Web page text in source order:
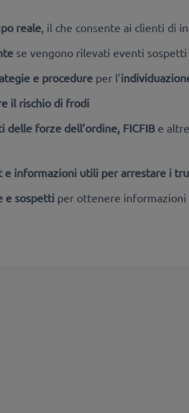
reale, il che consente ai clienti di
se vengono rilevati eventi sospetti
e procedure per l’
il rischio di frodi
delle forze dell’ordine, FICFIB e
e informazioni utili per arrestare i
e sospetti per ottenere informazioni